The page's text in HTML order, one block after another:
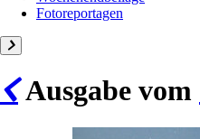
Fotoreportagen
Ausgabe vom